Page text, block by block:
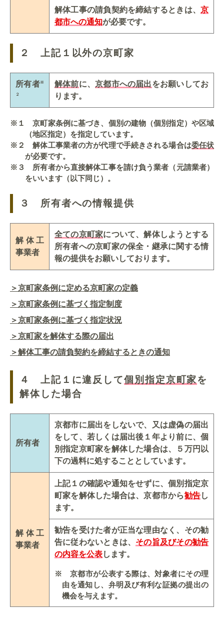
解体工事の請負契約を締結するときは、 京
都市への通知が必要です。
２ 上記１以外の京町家
所有者※
２
解体前に、京都市への届出をお願いしてお
ります。
※１ 京町家条例に基づき、個別の建物（個別指定）や区域
（地区指定）を指定しています。
※２ 解体工事業者の方が代理で手続きされる場合は委任状
が必要です。
※３ 所有者から直接解体工事を請け負う業者（元請業者）
をいいます（以下同じ）。
３ 所有者への情報提供
解体工
事業者
全ての京町家について、解体しようとする
所有者への京町家の保全・継承に関する情
報の提供をお願いしております。
＞京町家条例に定める京町家の定義
＞京町家条例に基づく指定制度
＞京町家条例に基づく指定状況
＞京町家を解体する際の届出
＞解体工事の請負契約を締結するときの通知
４ 上記１に違反して個別指定京町家を
解体した場合
所有者
京都市に届出をしないで、又は虚偽の届出
をして、若しくは届出後１年より前に、個
別指定京町家を解体した場合は、５万円以
下の過料に処することとしています。
解体工
事業者
上記１の確認や通知をせずに、個別指定京
町家を解体した場合は、京都市から勧告し
ます。
勧告を受けた者が正当な理由なく、その勧
告に従わないときは、 その旨及びその勧告
の内容を公表します。
※ 京都市が公表する際は、対象者にその理
由を通知し、弁明及び有利な証拠の提出の
機会を与えます。